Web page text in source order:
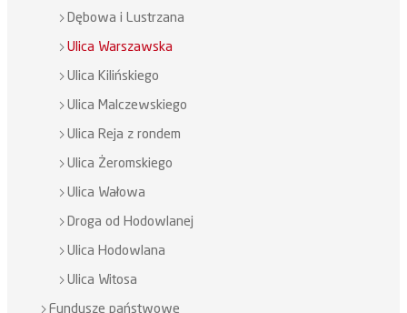
Dębowa i Lustrzana
Ulica Warszawska
Ulica Kilińskiego
Ulica Malczewskiego
Ulica Reja z rondem
Ulica Żeromskiego
Ulica Wałowa
Droga od Hodowlanej
Ulica Hodowlana
Ulica Witosa
Fundusze państwowe